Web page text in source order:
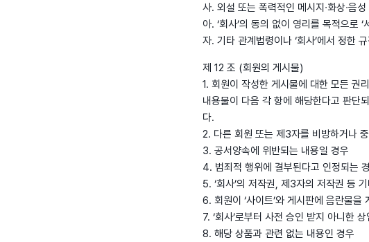
사. 외설 또는 폭력적인 메시지∙화상∙음
아. ‘회사’의 동의 없이 영리를 목적으로 ‘
자. 기타 관계법령이나 ‘회사’에서 정한
제 12 조 (회원의 게시물)
1. 회원이 작성한 게시물에 대한 모든 권
내용물이 다음 각 항에 해당한다고 판단
다.
2. 다른 회원 또는 제3자를 비방하거나
3. 공서양속에 위반되는 내용일 경우
4. 범죄적 행위에 결부된다고 인정되는
5. ‘회사’의 저작권, 제3자의 저작권 등
6. 회원이 ‘사이트’와 게시판에 음란물
7. ‘회사’로부터 사전 승인 받지 아니한
8. 해당 상품과 관련 없는 내용인 경우